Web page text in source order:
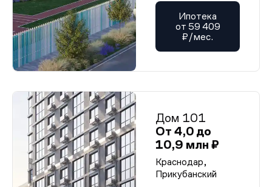
Ипотека
от 59 409
₽/мес.
Дом 101
От 4,0 до
10,9 млн ₽
Краснодар,
Прикубанский